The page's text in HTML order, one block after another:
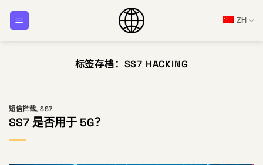
ZH
标签存档： SS7 HACKING
短信拦截,SS7
SS7 是否用于 5G？